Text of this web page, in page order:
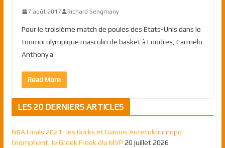
7 août 2017 Richard Sengmany
Pour le troisième match de poules des Etats-Unis dans le
tournoi olympique masculin de basket à Londres, Carmelo
Anthony a
Read More
LES 20 DERNIERS ARTICLES
NBA Finals 2021 : les Bucks et Giannis Antetokounmpo
triomphent, le Greek Freek élu MVP 20 juillet 2026